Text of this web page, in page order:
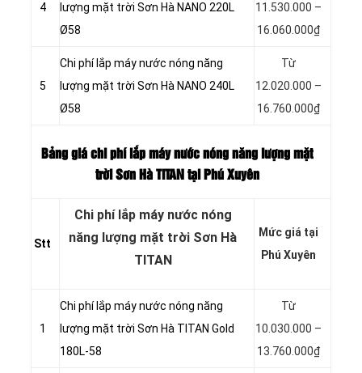
4
lượng mặt trời Sơn Hà NANO 220L
Ø58
11.530.000 –
16.060.000₫
5
Chi phí lắp máy nước nóng năng
lượng mặt trời Sơn Hà NANO 240L
Ø58
Từ
12.020.000 –
16.760.000₫
Bảng giá chi phí lắp máy nước nóng năng lượng mặt
trời Sơn Hà TITAN tại Phú Xuyên
Stt
Chi phí lắp máy nước nóng
năng lượng mặt trời Sơn Hà
TITAN
Mức giá tại
Phú Xuyên
1
Chi phí lắp máy nước nóng năng
lượng mặt trời Sơn Hà TITAN Gold
180L-58
Từ
10.030.000 –
13.760.000₫